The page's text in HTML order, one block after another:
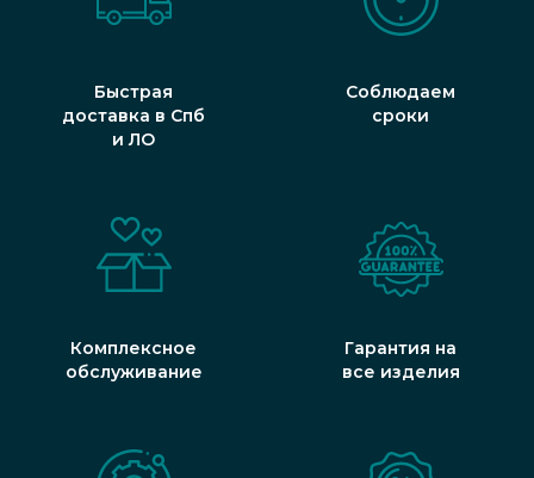
Быстрая
доставка в Спб
и ЛО
Соблюдаем
сроки
Комплексное
обслуживание
Гарантия на
все изделия